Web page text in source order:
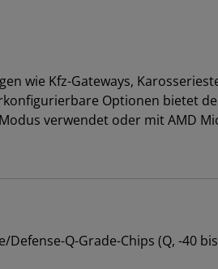
wie Kfz-Gateways,
Optionen bietet
verwendet oder mit AMD
Q-Grade-Chips (Q, -40 bis